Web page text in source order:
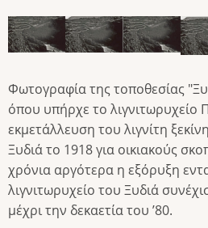
Bild Bild Bild Bild
Φωτογραφία της τοποθεσίας
όπου υπήρχε το
εκμετάλλευση του λιγνίτη
Ξυδιά το 1918 για οικιακούς
χρόνια αργότερα η εξόρυξη
λιγνιτωρυχείο του Ξυδιά
μέχρι την δεκαετία του ’80.